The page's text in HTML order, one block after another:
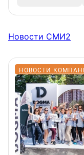
Новости СМИ2
НОВОСТИ